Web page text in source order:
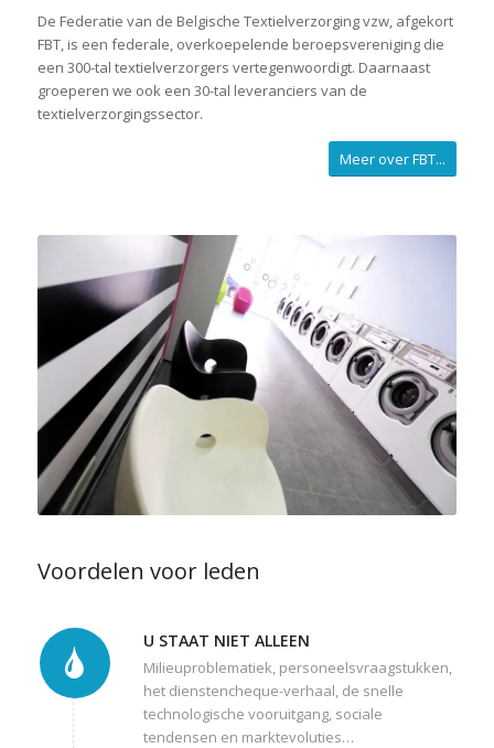
De Federatie van de Belgische Textielverzorging vzw, afgekort
FBT, is een federale, overkoepelende beroepsvereniging die
een 300-tal textielverzorgers vertegenwoordigt. Daarnaast
groeperen we ook een 30-tal leveranciers van de
textielverzorgingssector.
Meer over FBT...
Voordelen voor leden
U STAAT NIET ALLEEN
Milieuproblematiek, personeelsvraagstukken,
het dienstencheque-verhaal, de snelle
technologische vooruitgang, sociale
tendensen en marktevoluties…